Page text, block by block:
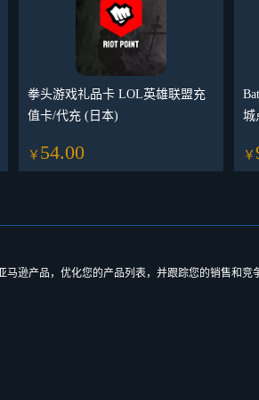
拳头游戏礼品卡 LOL英雄联盟充
值卡/代充 (日本)
￥ 54.00
城
￥
逊产品，优化您的产品列表，并跟踪您的销售和竞